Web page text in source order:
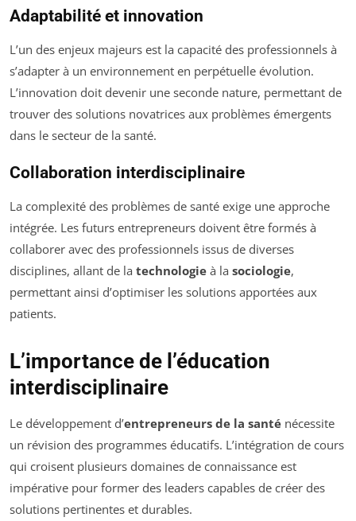
Adaptabilité et innovation
L’un des enjeux majeurs est la capacité des professionnels à
s’adapter à un environnement en perpétuelle évolution.
L’innovation doit devenir une seconde nature, permettant de
trouver des solutions novatrices aux problèmes émergents
dans le secteur de la santé.
Collaboration interdisciplinaire
La complexité des problèmes de santé exige une approche
intégrée. Les futurs entrepreneurs doivent être formés à
collaborer avec des professionnels issus de diverses
disciplines, allant de la technologie à la sociologie,
permettant ainsi d’optimiser les solutions apportées aux
patients.
L’importance de l’éducation
interdisciplinaire
Le développement d’entrepreneurs de la santé nécessite
un révision des programmes éducatifs. L’intégration de cours
qui croisent plusieurs domaines de connaissance est
impérative pour former des leaders capables de créer des
solutions pertinentes et durables.